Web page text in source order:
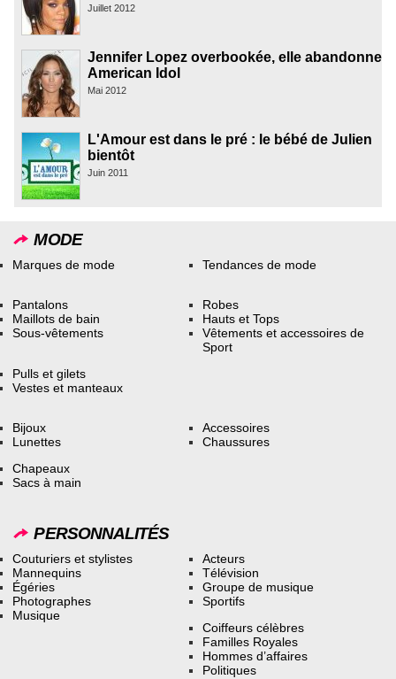
Juillet 2012
Jennifer Lopez overbookée, elle abandonne
American Idol
Mai 2012
L'Amour est dans le pré : le bébé de Julien
bientôt
Juin 2011
MODE
Marques de mode Tendances de mode
Pantalons
Maillots de bain
Sous-vêtements
Robes
Hauts et Tops
Vêtements et accessoires de
Sport
Pulls et gilets
Vestes et manteaux
Bijoux
Lunettes
Accessoires
Chaussures
Chapeaux
Sacs à main
PERSONNALITÉS
Couturiers et stylistes
Mannequins
Égéries
Photographes
Musique
Acteurs
Télévision
Groupe de musique
Sportifs
Coiffeurs célèbres
Familles Royales
Hommes d’affaires
Politiques